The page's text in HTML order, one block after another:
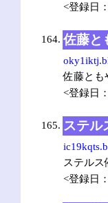
<登録日
164. 佐藤と
佐藤とも
<登録日
165. ステル
ステル
<登録日